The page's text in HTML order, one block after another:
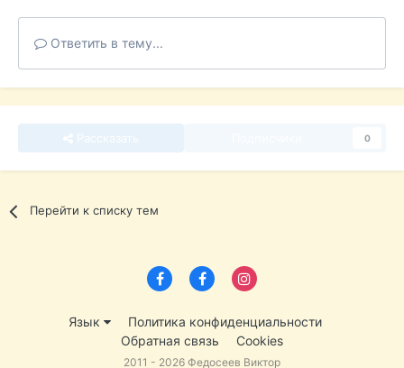
Ответить в тему...
0
Перейти к списку тем
Язык
Политика конфиденциальности
Обратная связь
Cookies
2011 - 2026 Федосеев Виктор